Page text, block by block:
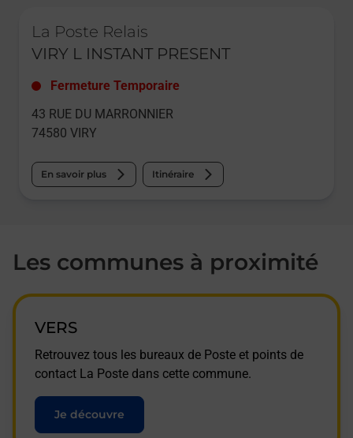
La Poste Relais
VIRY L INSTANT PRESENT
Fermeture Temporaire
43 RUE DU MARRONNIER
74580 VIRY
En savoir plus Itinéraire
Les communes à proximité
VERS
Retrouvez tous les bureaux de Poste et points de
contact La Poste dans cette commune.
Je découvre